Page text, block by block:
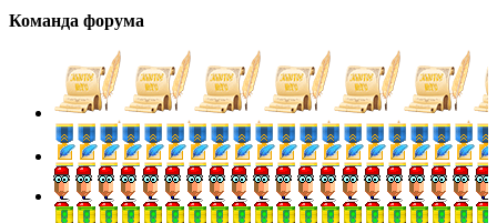
Команда форума